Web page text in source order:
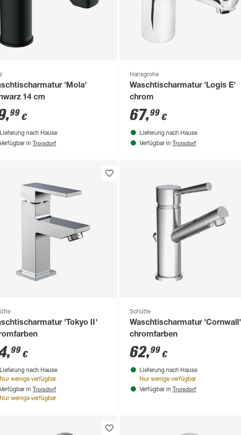
'Mola'
14 cm
,99 €
Lieferung nach Hause
Verfügbar in Troisdorf
Hansgrohe
Waschtischarmatur 'Logis E'
chrom
67,99€
Lieferung nach Hause
Verfügbar in Troisdorf
'Tokyo II'
,99 €
Lieferung nach Hause
Nur wenige verfügbar
Verfügbar in Troisdorf
Nur wenige verfügbar
Schütte
Waschtischarmatur 'Cornwall'
chromfarben
62,99€
Lieferung nach Hause
Nur wenige verfügbar
Verfügbar in Troisdorf